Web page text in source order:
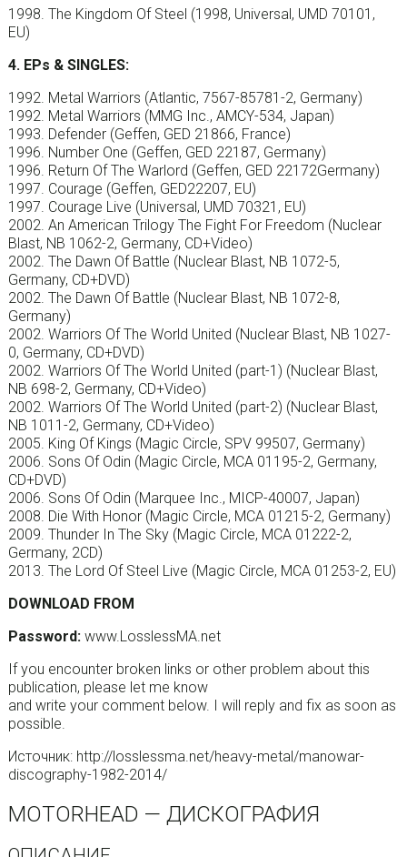
1998. The Kingdom Of Steel (1998, Universal, UMD 70101,
EU)
4. EPs & SINGLES:
1992. Metal Warriors (Atlantic, 7567-85781-2, Germany)
1992. Metal Warriors (MMG Inc., AMCY-534, Japan)
1993. Defender (Geffen, GED 21866, France)
1996. Number One (Geffen, GED 22187, Germany)
1996. Return Of The Warlord (Geffen, GED 22172Germany)
1997. Courage (Geffen, GED22207, EU)
1997. Courage Live (Universal, UMD 70321, EU)
2002. An American Trilogy The Fight For Freedom (Nuclear
Blast, NB 1062-2, Germany, CD+Video)
2002. The Dawn Of Battle (Nuclear Blast, NB 1072-5,
Germany, CD+DVD)
2002. The Dawn Of Battle (Nuclear Blast, NB 1072-8,
Germany)
2002. Warriors Of The World United (Nuclear Blast, NB 1027-
0, Germany, CD+DVD)
2002. Warriors Of The World United (part-1) (Nuclear Blast,
NB 698-2, Germany, CD+Video)
2002. Warriors Of The World United (part-2) (Nuclear Blast,
NB 1011-2, Germany, CD+Video)
2005. King Of Kings (Magic Circle, SPV 99507, Germany)
2006. Sons Of Odin (Magic Circle, MCA 01195-2, Germany,
CD+DVD)
2006. Sons Of Odin (Marquee Inc., MICP-40007, Japan)
2008. Die With Honor (Magic Circle, MCA 01215-2, Germany)
2009. Thunder In The Sky (Magic Circle, MCA 01222-2,
Germany, 2CD)
2013. The Lord Of Steel Live (Magic Circle, MCA 01253-2, EU)
DOWNLOAD FROM
Password:www.LosslessMA.net
If you encounter broken links or other problem about this
publication, please let me know
and write your comment below. I will reply and fix as soon as
possible.
Источник: http://losslessma.net/heavy-metal/manowar-
discography-1982-2014/
MOTORHEAD — ДИСКОГРАФИЯ